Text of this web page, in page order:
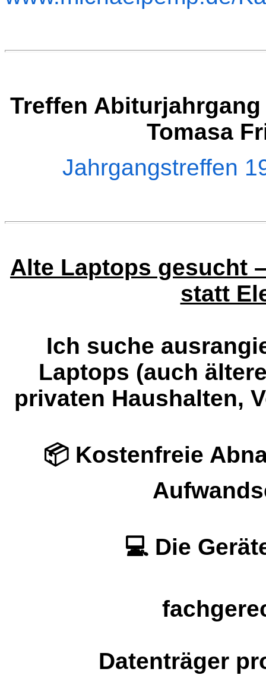
Treffen Abiturjahrgang
Tomasa
Jahrgangstreffen
Alte Laptops gesucht
statt
Ich suche
Laptops (auch
privaten Haushalten,
📦 Kostenfreie
💻 Die
Datenträger